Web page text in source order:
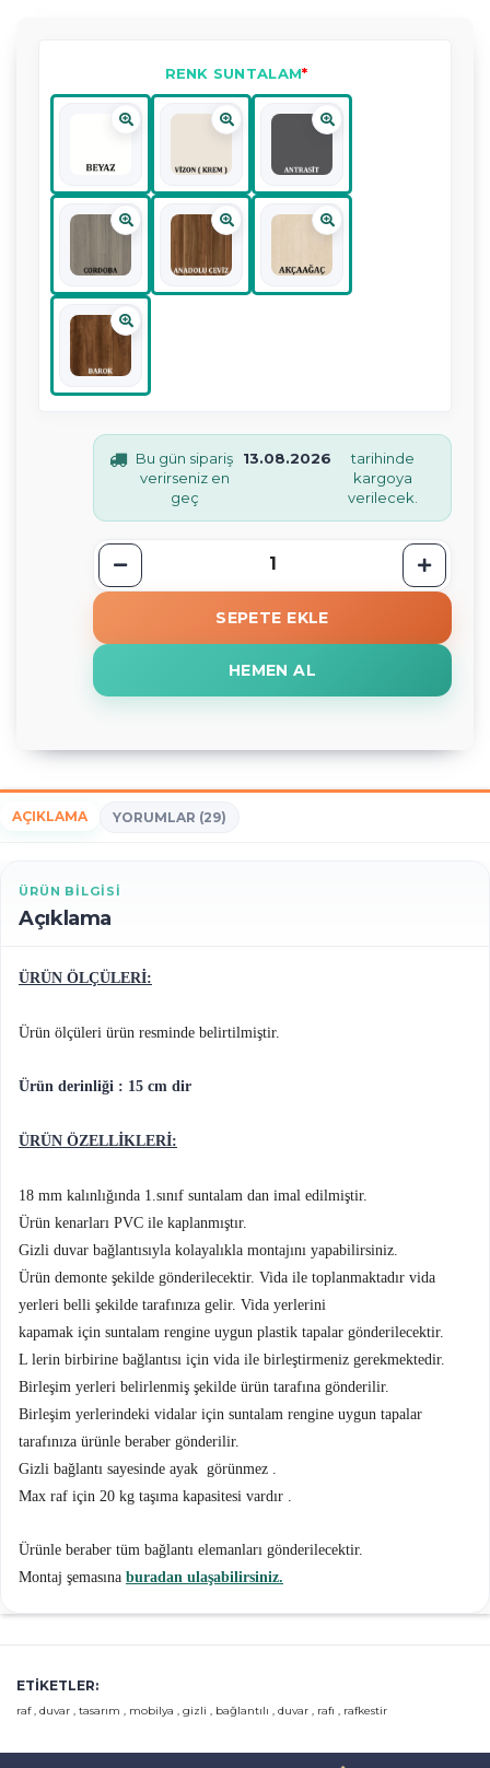
RENK SUNTALAM
Bu gün sipariş
verirseniz en
geç
13.08.2026
tarihinde
kargoya
verilecek.
SEPETE EKLE
HEMEN AL
AÇIKLAMA YORUMLAR (29)
ÜRÜN BILGISI
Açıklama
ÜRÜN ÖLÇÜLERİ:
Ürün ölçüleri ürün resminde belirtilmiştir.
Ürün derinliği : 15 cm dir
ÜRÜN ÖZELLİKLERİ:
18 mm kalınlığında 1.sınıf suntalam dan imal edilmiştir.
Ürün kenarları PVC ile kaplanmıştır.
Gizli duvar bağlantısıyla kolayalıkla montajını yapabilirsiniz.
Ürün demonte şekilde gönderilecektir. Vida ile toplanmaktadır vida
yerleri belli şekilde tarafınıza gelir. Vida yerlerini
kapamak için suntalam rengine uygun plastik tapalar gönderilecektir.
L lerin birbirine bağlantısı için vida ile birleştirmeniz gerekmektedir.
Birleşim yerleri belirlenmiş şekilde ürün tarafına gönderilir.
Birleşim yerlerindeki vidalar için suntalam rengine uygun tapalar
tarafınıza ürünle beraber gönderilir.
Gizli bağlantı sayesinde ayak görünmez .
Max raf için 20 kg taşıma kapasitesi vardır .
Ürünle beraber tüm bağlantı elemanları gönderilecektir.
Montaj şemasına buradan ulaşabilirsiniz.
ETIKETLER:
raf, duvar , tasarım , mobilya , gizli , bağlantılı , duvar , rafı , rafkestir